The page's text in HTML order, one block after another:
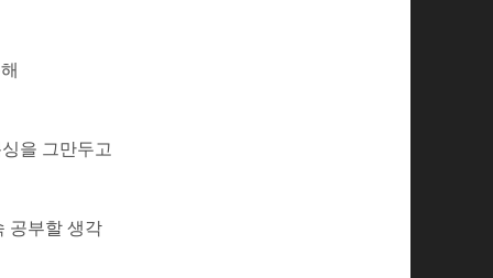
을 그만두고
공부할 생각